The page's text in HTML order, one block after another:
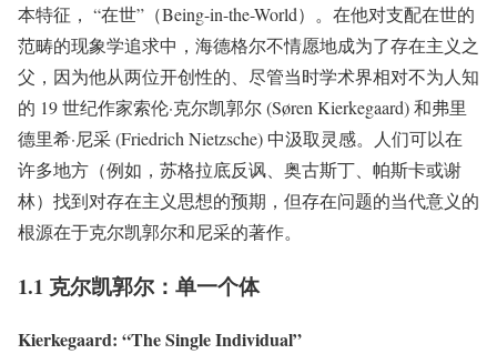
本特征， “在世”（Being-in-the-World）。在他对支配在世的
范畴的现象学追求中，海德格尔不情愿地成为了存在主义之
父，因为他从两位开创性的、尽管当时学术界相对不为人知
的 19 世纪作家索伦·克尔凯郭尔 (Søren Kierkegaard) 和弗里
德里希·尼采 (Friedrich Nietzsche) 中汲取灵感。人们可以在
许多地方（例如，苏格拉底反讽、奥古斯丁、帕斯卡或谢
林）找到对存在主义思想的预期，但存在问题的当代意义的
根源在于克尔凯郭尔和尼采的著作。
1.1 克尔凯郭尔：单一个体
Kierkegaard: “The Single Individual”